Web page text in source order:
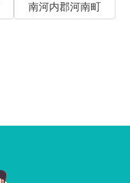
南河内郡河南町